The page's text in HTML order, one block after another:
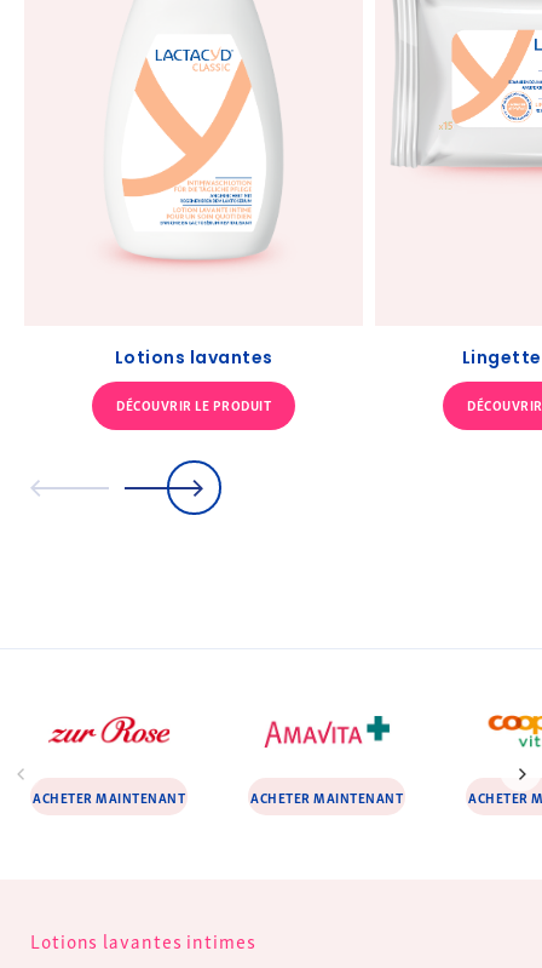
Lotions lavantes
DÉCOUVRIR LE PRODUIT
ACHETER MAINTENANT ACHETER MAINTENANT ACHETER
Lotions lavantes intimes